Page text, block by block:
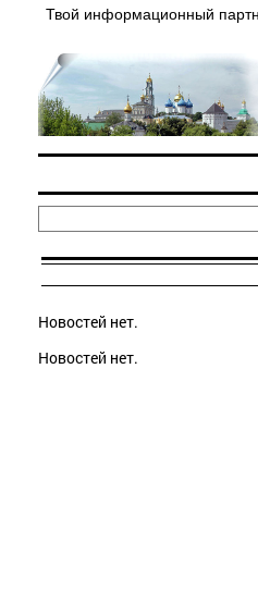
Твой информационный
Новостей нет.
Новостей нет.